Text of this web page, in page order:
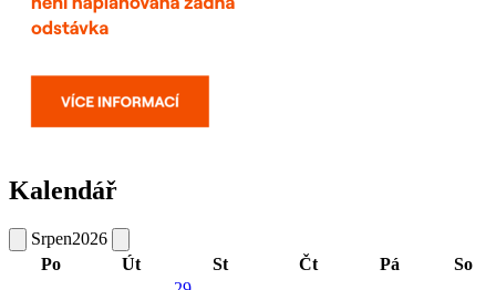
Kalendář
Srpen2026
Po
Út St Čt Pá So